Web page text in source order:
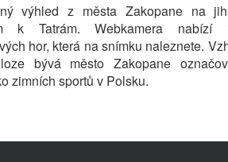
výhled z města Zakopane na
k Tatrám. Webkamera nabízí
hor, která na snímku naleznete.
bývá město Zakopane
zimních sportů v Polsku.